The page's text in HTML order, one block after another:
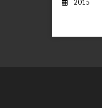
2015